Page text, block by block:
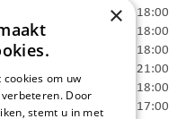
09:00 - 18:00
09:00 - 18:00
09:00 - 18:00
09:00 - 21:00
09:00 - 18:00
09:00 - 17:00
×
om uw
Door
stemt u in met